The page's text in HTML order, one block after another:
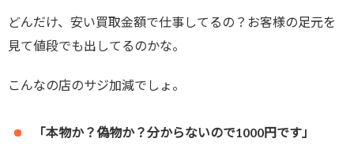
どんだけ、安い買取金額で仕事してるの？お客様の足元を
見て値段でも出してるのかな。
こんなの店のサジ加減でしょ。
「本物か？偽物か？分からないので1000円です」